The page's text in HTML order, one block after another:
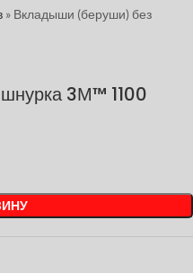
» Вкладыши (беруши) без
3М™ 1100